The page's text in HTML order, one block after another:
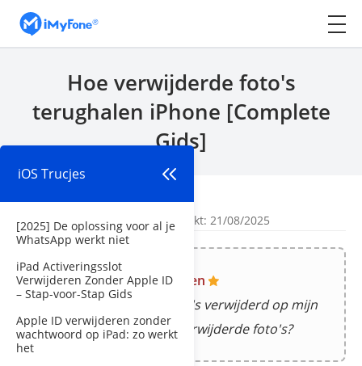
Hoe verwijderde foto's
terughalen iPhone [Complete
Gids]
Begin>iOS Trucjes
DoorMaarten Smeets| Bijgewerkt: 21/08/2025
iOS Trucjes
[2025] De oplossing voor al je
WhatsApp werkt niet
iPad Activeringsslot
Verwijderen Zonder Apple ID
– Stap-voor-Stap Gids
Apple ID verwijderen zonder
wachtwoord op iPad: zo werkt
het
Gebruikers problemen
Ik heb per ongeluk foto's verwijderd op mijn
iPhone. Waar vind ik verwijderde foto's?